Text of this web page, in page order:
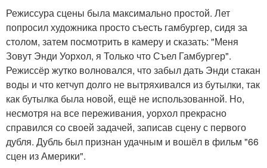
Режиссура сцены была максимально простой. Лет
попросил художника просто съесть гамбургер, сидя за
столом, затем посмотрить в камеру и сказать: "Меня
Зовут Энди Уорхол, я Только что Съел Гамбургер".
Режиссёр жутко волновался, что забыл дать Энди стакан
воды и что кетчуп долго не вытряхивался из бутылки, так
как бутылка была новой, ещё не использованной. Но,
несмотря на все переживания, уорхол прекрасно
справился со своей задачей, записав сцену с первого
дубля. Дубль был признан удачным и вошёл в фильм "66
сцен из Америки".